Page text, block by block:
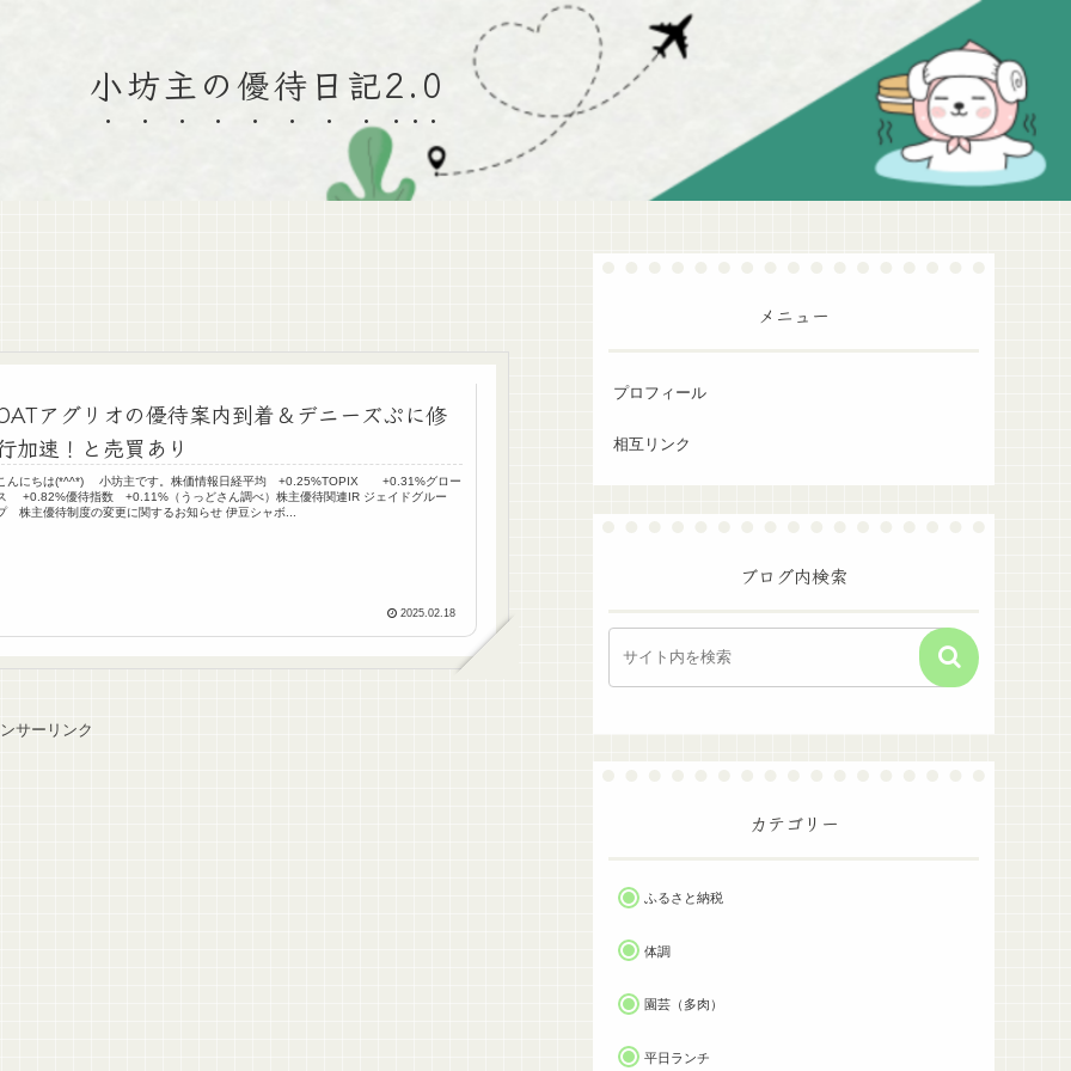
小坊主の優待日記2.0
アグリオの優待案内到着＆デニーズぷに修
加速！と売買あり
んにちは(*^^*) 小坊主です。株価情報日経平均 +0.25%TOPIX +0.31%グロー
+0.82%優待指数 +0.11%（うっどさん調べ）株主優待関連IR ジェイドグルー
株主優待制度の変更に関するお知らせ 伊豆シャボ...
2025.02.18
サーリンク
メニュー
プロフィール
相互リンク
ブログ内検索
カテゴリー
ふるさと納税
体調
園芸（多肉）
平日ランチ